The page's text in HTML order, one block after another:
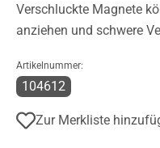
Verschluckte Magnete
anziehen und schwere
Artikelnummer:
104612
Zur Merkliste